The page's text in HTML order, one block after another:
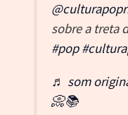
sobre a treta
#pop
♬ som
📀📚